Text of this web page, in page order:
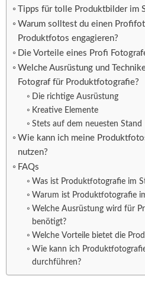
Tipps für tolle Produktbilder im
Warum solltest du einen
Produktfotos engagieren?
Die Vorteile eines Profi
Welche Ausrüstung und
Fotograf für Produktfotografie?
Die richtige Ausrüstung
Kreative Elemente
Stets auf dem neuesten Stand
Wie kann ich meine
nutzen?
FAQs
Was ist Produktfotografie im
Warum ist Produktfotografie
Welche Ausrüstung wird für
benötigt?
Welche Vorteile bietet die
Wie kann ich
durchführen?